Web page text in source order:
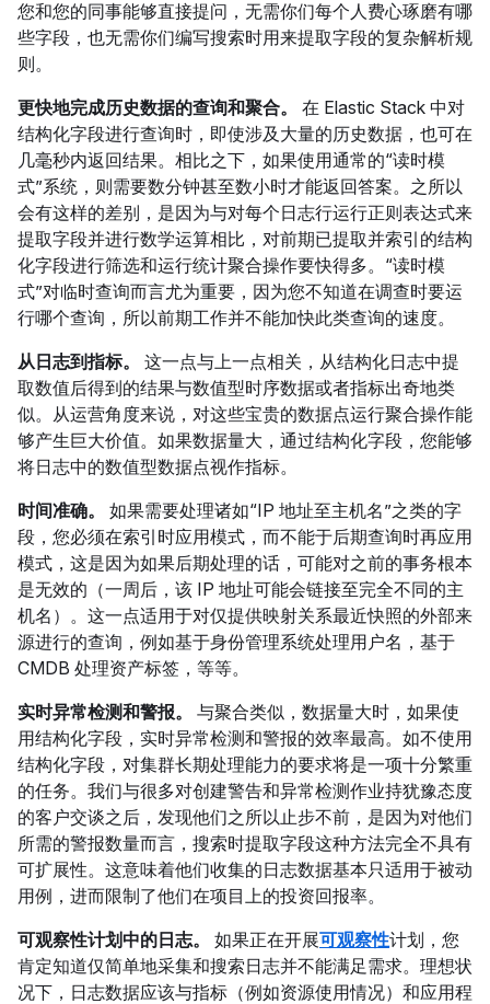
您和您的同事能够直接提问，无需你们每个人费心琢磨有哪
些字段，也无需你们编写搜索时用来提取字段的复杂解析规
则。
更快地完成历史数据的查询和聚合。
在 Elastic Stack 中对
结构化字段进行查询时，即使涉及大量的历史数据，也可在
几毫秒内返回结果。相比之下，如果使用通常的“读时模
式”系统，则需要数分钟甚至数小时才能返回答案。之所以
会有这样的差别，是因为与对每个日志行运行正则表达式来
提取字段并进行数学运算相比，对前期已提取并索引的结构
化字段进行筛选和运行统计聚合操作要快得多。“读时模
式”对临时查询而言尤为重要，因为您不知道在调查时要运
行哪个查询，所以前期工作并不能加快此类查询的速度。
从日志到指标。
这一点与上一点相关，从结构化日志中提
取数值后得到的结果与数值型时序数据或者指标出奇地类
似。从运营角度来说，对这些宝贵的数据点运行聚合操作能
够产生巨大价值。如果数据量大，通过结构化字段，您能够
将日志中的数值型数据点视作指标。
时间准确。
如果需要处理诸如“IP 地址至主机名”之类的字
段，您必须在索引时应用模式，而不能于后期查询时再应用
模式，这是因为如果后期处理的话，可能对之前的事务根本
是无效的（一周后，该 IP 地址可能会链接至完全不同的主
机名）。这一点适用于对仅提供映射关系最近快照的外部来
源进行的查询，例如基于身份管理系统处理用户名，基于
CMDB 处理资产标签，等等。
实时异常检测和警报。
与聚合类似，数据量大时，如果使
用结构化字段，实时异常检测和警报的效率最高。如不使用
结构化字段，对集群长期处理能力的要求将是一项十分繁重
的任务。我们与很多对创建警告和异常检测作业持犹豫态度
的客户交谈之后，发现他们之所以止步不前，是因为对他们
所需的警报数量而言，搜索时提取字段这种方法完全不具有
可扩展性。这意味着他们收集的日志数据基本只适用于被动
用例，进而限制了他们在项目上的投资回报率。
可观察性计划中的日志。
如果正在开展可观察性计划，您
肯定知道仅简单地采集和搜索日志并不能满足需求。理想状
况下，日志数据应该与指标（例如资源使用情况）和应用程